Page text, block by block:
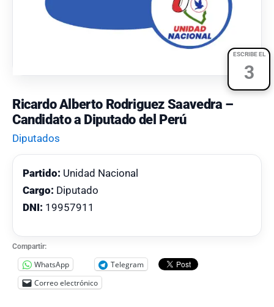
ESCRIBE EL
3
Ricardo Alberto Rodriguez Saavedra –
Candidato a Diputado del Perú
Diputados
Partido: Unidad Nacional
Cargo: Diputado
DNI: 19957911
Compartir:
WhatsApp
Telegram
Correo electrónico